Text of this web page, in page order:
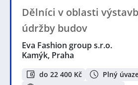
Dělníci v oblasti
údržby budov
Eva Fashion group s.r.o.
Kamýk, Praha
do 22 400 Kč
Plný